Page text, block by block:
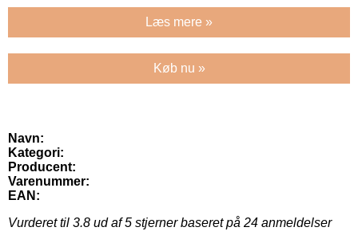
Læs mere »
Køb nu »
Navn:
Kategori:
Producent:
Varenummer:
EAN:
Vurderet til 3.8 ud af 5 stjerner baseret på 24 anmeldelser